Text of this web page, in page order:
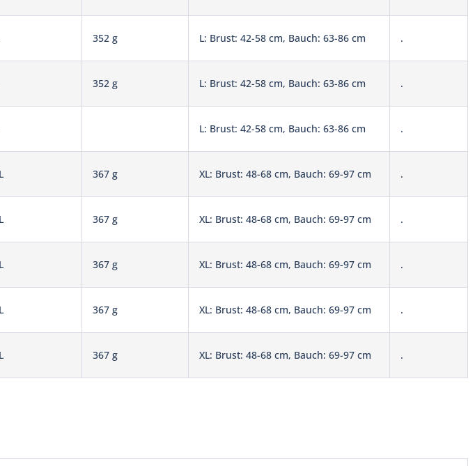
352 g L: Brust: 42-58 cm, Bauch: 63-86 cm .
352 g L: Brust: 42-58 cm, Bauch: 63-86 cm .
L: Brust: 42-58 cm, Bauch: 63-86 cm .
367 g XL: Brust: 48-68 cm, Bauch: 69-97 cm .
367 g XL: Brust: 48-68 cm, Bauch: 69-97 cm .
367 g XL: Brust: 48-68 cm, Bauch: 69-97 cm .
367 g XL: Brust: 48-68 cm, Bauch: 69-97 cm .
367 g XL: Brust: 48-68 cm, Bauch: 69-97 cm .